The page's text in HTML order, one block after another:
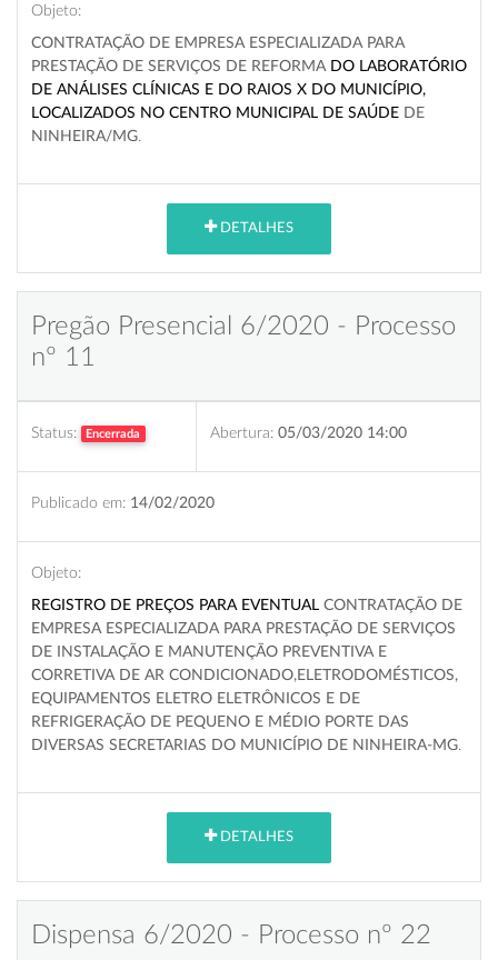
Objeto:
CONTRATAÇÃO DE EMPRESA ESPECIALIZADA PARA
PRESTAÇÃO DE SERVIÇOS DE REFORMA DO LABORATÓRIO
DE ANÁLISES CLÍNICAS E DO RAIOS X DO MUNICÍPIO,
LOCALIZADOS NO CENTRO MUNICIPAL DE SAÚDE DE
NINHEIRA/MG
DETALHES
Pregão Presencial 6/2020 - Processo
nº 11
Status: Encerrada Abertura: 05/03/2020 14:00
Publicado em: 14/02/2020
Objeto:
REGISTRO DE PREÇOS PARA EVENTUAL CONTRATAÇÃO DE
EMPRESA ESPECIALIZADA PARA PRESTAÇÃO DE SERVIÇOS
DE INSTALAÇÃO E MANUTENÇÃO PREVENTIVA E
CORRETIVA DE AR CONDICIONADO,ELETRODOMÉSTICOS,
EQUIPAMENTOS ELETRO ELETRÔNICOS E DE
REFRIGERAÇÃO DE PEQUENO E MÉDIO PORTE DAS
DIVERSAS SECRETARIAS DO MUNICÍPIO DE NINHEIRA-MG
DETALHES
Dispensa 6/2020 - Processo nº 22